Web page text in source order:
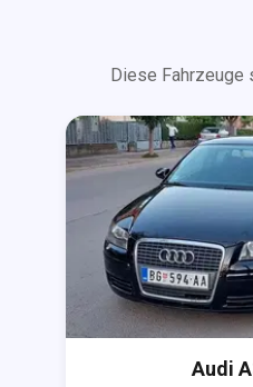
Diese Fahrzeuge
Audi